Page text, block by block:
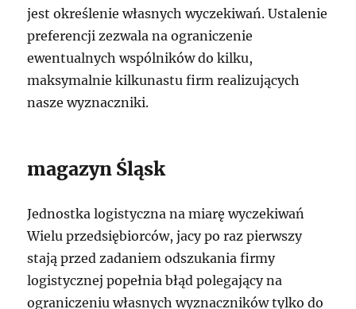
jest określenie własnych wyczekiwań. Ustalenie
preferencji zezwala na ograniczenie
ewentualnych wspólników do kilku,
maksymalnie kilkunastu firm realizujących
nasze wyznaczniki.
magazyn Śląsk
Jednostka logistyczna na miarę wyczekiwań
Wielu przedsiębiorców, jacy po raz pierwszy
stają przed zadaniem odszukania firmy
logistycznej popełnia błąd polegający na
ograniczeniu własnych wyznaczników tylko do